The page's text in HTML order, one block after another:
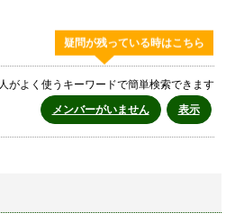
疑問が残っている時はこちら
がよく使うキーワードで簡単検索できます
メンバーがいません
表示